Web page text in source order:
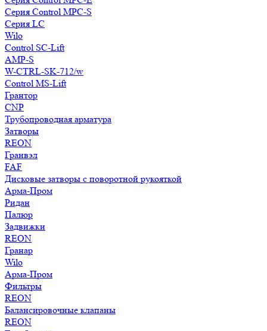
Серия Control MPC-S
Серия LC
Wilo
Control SC-Lift
AMP-S
W-CTRL-SK-712/w
Control MS-Lift
Грантор
CNP
Трубопроводная арматура
Затворы
REON
Гранвэл
FAF
Дисковые затворы с поворотной рукояткой
Арма-Пром
Ридан
Палюр
Задвижки
REON
Гранар
Wilo
Арма-Пром
Фильтры
REON
Балансировочные клапаны
REON